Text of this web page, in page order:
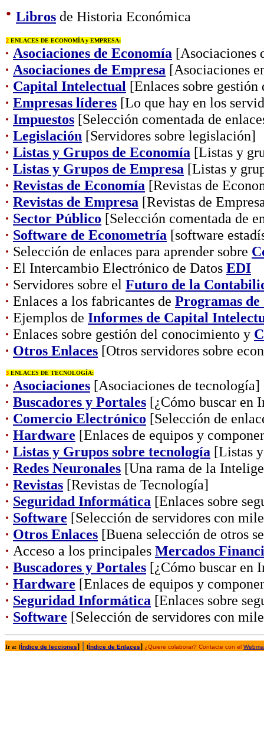
· Libros de Historia Económica
2 ENLACES DE ECONOMÍA y EMPRESA:
· Asociaciones de Economía [Asociaciones
· Asociaciones de Empresa [Asociaciones
· Capital Intelectual [Enlaces sobre
· Empresas líderes [Lo que hay en los
· Impuestos [Selección comentada de
· Legislación [Servidores sobre legislación]
· Listas y Grupos de Economía [Listas y
· Listas y Grupos de Empresa [Listas y
· Revistas de Economía [Revistas de
· Revistas de Empresa [Revistas de
· Sector Público [Selección comentada de
· Software de Econometría [software
· Selección de enlaces para aprender sobre
· El Intercambio Electrónico de Datos EDI
· Servidores sobre el Futuro de la
· Enlaces a los fabricantes de Programas
· Ejemplos de Informes de Capital
· Enlaces sobre gestión del conocimiento y
· Otros Enlaces [Otros servidores sobre
3 ENLACES DE TECNOLOGÍA:
· Asociaciones [Asociaciones de tecnología]
· Buscadores y Portales [¿Cómo buscar en
· Comercio Electrónico [Selección de
· Hardware [Enlaces de equipos y
· Listas y Grupos sobre tecnología [Listas
· Redes Neuronales [Una rama de la
· Revistas [Revistas de Tecnología]
· Seguridad Informática [Enlaces sobre
· Software [Selección de servidores con
· Otros Enlaces [Buena selección de otros
· Acceso a los principales Mercados
· Buscadores y Portales [¿Cómo buscar en
· Hardware [Enlaces de equipos y
· Seguridad Informática [Enlaces sobre
· Software [Selección de servidores con
Ir a: [Índice de lecciones] [Índice de Enlaces] ¿Quiere colaborar? Contacte con el